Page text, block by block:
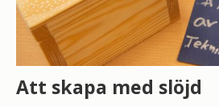
Att skapa med slöjd